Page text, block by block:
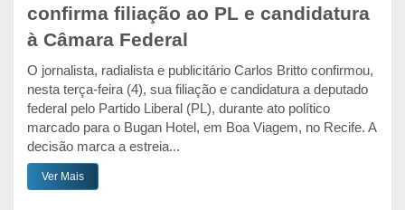
confirma filiação ao PL e candidatura
à Câmara Federal
O jornalista, radialista e publicitário Carlos Britto confirmou,
nesta terça-feira (4), sua filiação e candidatura a deputado
federal pelo Partido Liberal (PL), durante ato político
marcado para o Bugan Hotel, em Boa Viagem, no Recife. A
decisão marca a estreia...
Ver Mais